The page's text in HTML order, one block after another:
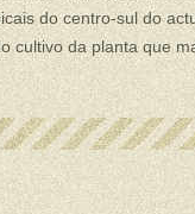
do centro-sul do
cultivo da planta que